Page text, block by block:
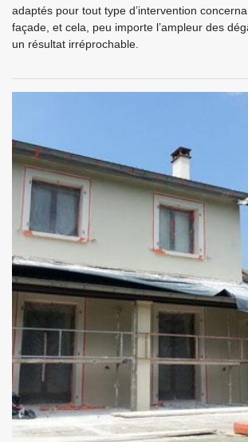
adaptés pour tout type d’intervention
façade, et cela, peu importe l’ampleur des
un résultat irréprochable.